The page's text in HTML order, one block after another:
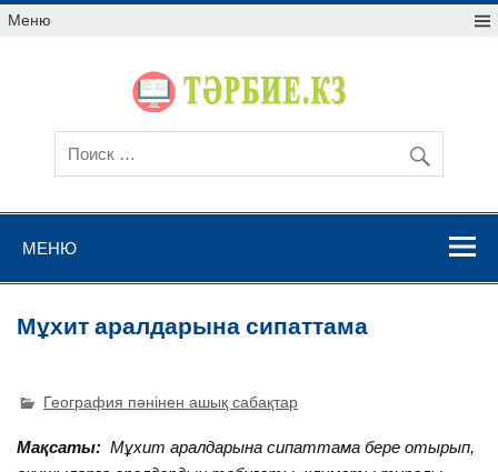
Меню
МЕНЮ
Мұхит аралдарына сипаттама
География пәнінен ашық сабақтар
Мақсаты:Мұхит аралдарына сипаттама бере отырып,